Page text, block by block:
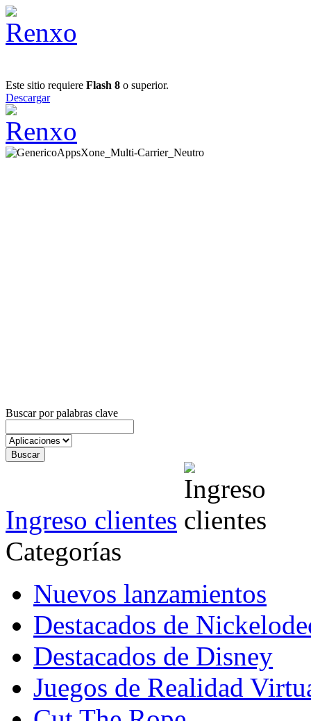
Este sitio requiere Flash 8 o superior.
Descargar
Buscar por palabras clave
Ingreso clientes
Categorías
Nuevos lanzamientos
Destacados de
Destacados de Disney
Juegos de Realidad